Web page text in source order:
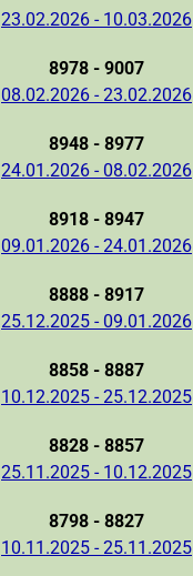
23.02.2026 - 10.03.2026
8978 - 9007
08.02.2026 - 23.02.2026
8948 - 8977
24.01.2026 - 08.02.2026
8918 - 8947
09.01.2026 - 24.01.2026
8888 - 8917
25.12.2025 - 09.01.2026
8858 - 8887
10.12.2025 - 25.12.2025
8828 - 8857
25.11.2025 - 10.12.2025
8798 - 8827
10.11.2025 - 25.11.2025